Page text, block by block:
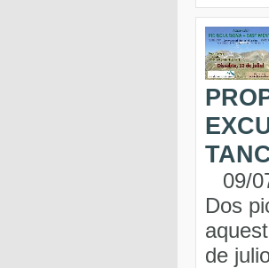
09/
Dos
de